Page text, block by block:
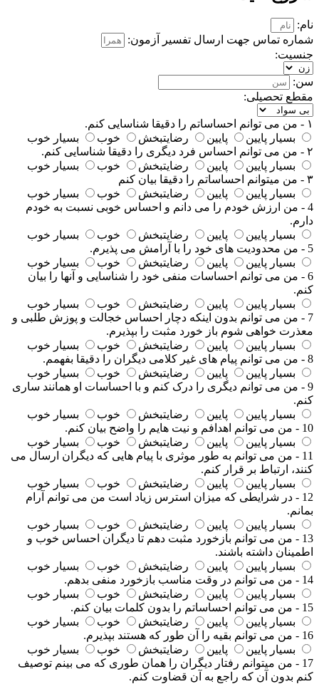
نام:
شماره تماس جهت ارسال تفسير آزمون:
جنسیت:
سن:
مقطع تحصیلی:
۱ - من می توانم احساساتم را دقیقا شناسایی کنم.
بسیار پایین
پایین رضایتبخش خوب
بسیار خوب
۲ - من می توانم احساس فرد دیگری را دقیقا شناسایی کنم.
بسیار پایین
پایین رضایتبخش خوب
بسیار خوب
۳ - من میتوانم احساساتم را دقیقا بیان کنم
بسیار پایین
پایین رضایتبخش خوب
بسیار خوب
4 - من ارزش خودم را می دانم و احساس خوبی نسبت به خودم
دارم.
بسیار پایین
پایین رضایتبخش خوب
بسیار خوب
5 - من محدودیت های خود را با آرامش می پذیرم.
بسیار پایین
پایین رضایتبخش خوب
بسیار خوب
6 - من می توانم احساسات منفی خود را شناسایی و آنها را بیان
کنم.
بسیار پایین
پایین رضایتبخش خوب
بسیار خوب
7 - من می توانم بدون اینکه دچار احساس خجالت و پوزش طلبی و
معذرت خواهی شوم باز خورد مثبت را بپذیرم.
بسیار پایین
پایین رضایتبخش خوب
بسیار خوب
8 - من می توانم پیام های غیر کلامی دیگران را دقیقا بفهمم.
بسیار پایین
پایین رضایتبخش خوب
بسیار خوب
9 - من می توانم دیگری را درک کنم و با احساسات او همانند ساری
کنم.
بسیار پایین
پایین رضایتبخش خوب
بسیار خوب
10 - من می توانم اهدافم و نیت هایم را واضح بیان کنم.
بسیار پایین
پایین رضایتبخش خوب
بسیار خوب
11 - من می توانم به طور موثری با پیام هایی که دیگران ارسال می
کنند، ارتباط بر قرار کنم.
بسیار پایین
پایین رضایتبخش خوب
بسیار خوب
12 - در شرایطی که میزان استرس زیاد است من می توانم آرام
بمانم.
بسیار پایین
پایین رضایتبخش خوب
بسیار خوب
13 - من می توانم بازخورد مثبت دهم تا دیگران احساس خوب و
اطمینان داشته باشند.
بسیار پایین
پایین رضایتبخش خوب
بسیار خوب
14 - من می توانم در وقت مناسب بازخورد منفی بدهم.
بسیار پایین
پایین رضایتبخش خوب
بسیار خوب
15 - من می توانم احساساتم را بدون کلمات بیان کنم.
بسیار پایین
پایین رضایتبخش خوب
بسیار خوب
16 - من می توانم بقیه را آن طور که هستند بپذیرم.
بسیار پایین
پایین رضایتبخش خوب
بسیار خوب
17 - من میتوانم رفتار دیگران را همان طوری که می بینم توصیف
کنم بدون آن که راجع به آن قضاوت کنم.